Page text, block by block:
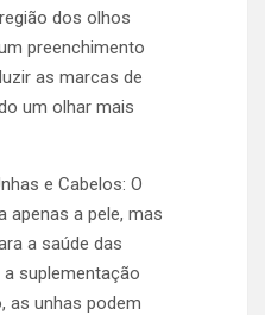
dos olhos
preenchimento
as marcas de
um olhar mais
e Cabelos: O
apenas a pele, mas
a saúde das
suplementação
as unhas podem